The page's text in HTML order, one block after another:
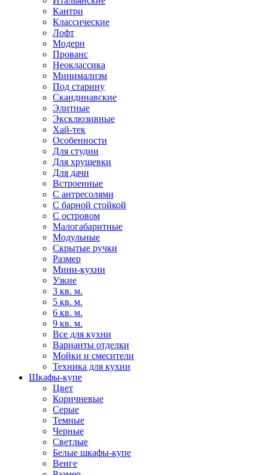
Кантри
Классические
Лофт
Модерн
Прованс
Неоклассика
Минимализм
Под старину
Скандинавские
Элитные
Эксклюзивные
Хай-тек
Особенности
Для студии
Для хрущевки
Для дачи
Встроенные
С антресолями
С барной стойкой
С островом
Малогабаритные
Модульные
Скрытые ручки
Размер
Мини-кухни
Узкие
3 кв. м.
5 кв. м.
6 кв. м.
9 кв. м.
Все для кухни
Варианты отделки
Мойки и смесители
Техника для кухни
Шкафы-купе
Цвет
Коричневые
Серые
Темные
Черные
Светлые
Белые шкафы-купе
Венге